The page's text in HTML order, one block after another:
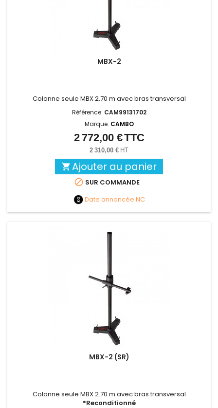
MBX-2
Colonne seule MBX 2.70 m avec bras transversal
Référence: CAM99131702
Marque: CAMBO
Prix
2 772,00 €TTC
2 310,00 € HT
 Ajouter au panier
 SUR COMMANDE
Date annoncée NC
MBX-2 (SR)
Colonne seule MBX 2.70 m avec bras transversal
*Reconditionné